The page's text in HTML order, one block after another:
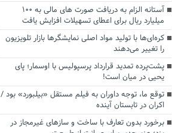
آستانه الزام به دریافت صورت های مالی به ۱۰۰
میلیارد ریال برای اعطای تسهیلات افزایش یافت
کره‌ای‌ها با تولید مواد اصلی نمایشگرها بازار تلویزیون
را تغییر می‌دهند
پشت‌پرده تمدید قرارداد پرسپولیس با اوسمار؛ پای
یحیی در میان است!
توقع ما، توجه داوران به فیلم مستقل «بیلبورد» بود /
اکران در تابستان آینده
برخورد بدون تعارف با ساخت‌ و سازهای غیرمجاز در